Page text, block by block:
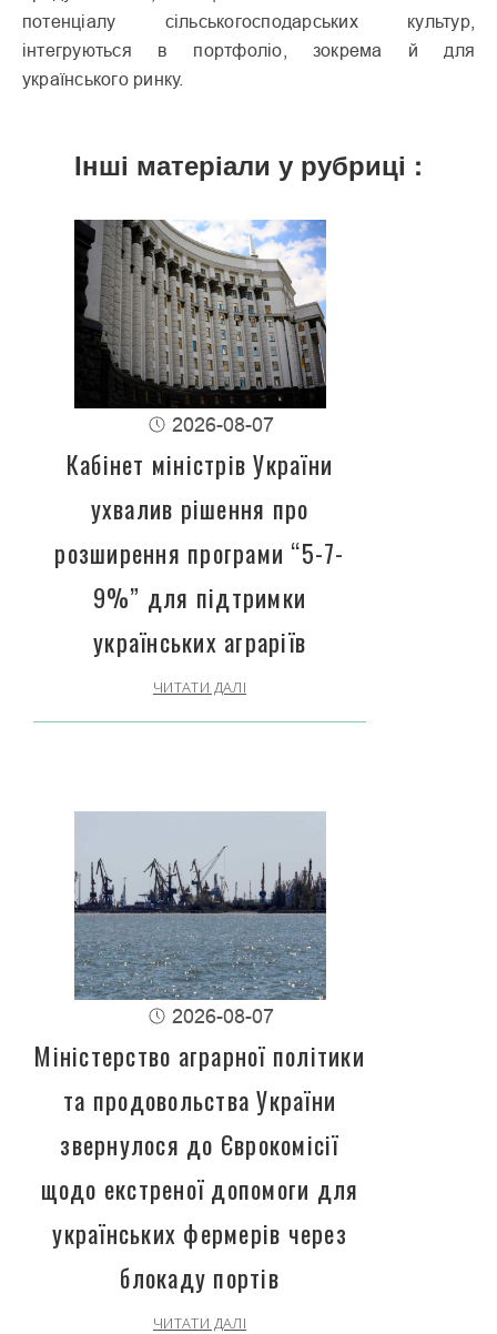
потенціалу сільськогосподарських культур,
інтегруються в портфоліо, зокрема й для
українського ринку.
Інші матеріали у рубриці :
2026-08-07
Кабінет міністрів України
ухвалив рішення про
розширення програми “5-7-
9%” для підтримки
українських аграріїв
ЧИТАТИ ДАЛІ
2026-08-07
Міністерство аграрної політики
та продовольства України
звернулося до Єврокомісії
щодо екстреної допомоги для
українських фермерів через
блокаду портів
ЧИТАТИ ДАЛІ